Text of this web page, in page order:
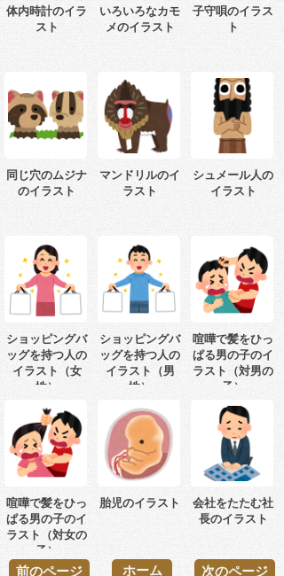
体内時計のイラ
スト
いろいろなカモ
メのイラスト
子守唄のイラス
ト
同じ穴のムジナ
のイラスト
マンドリルのイ
ラスト
シュメール人の
イラスト
ショッピングバ
ッグを持つ人の
イラスト（女
性）
ショッピングバ
ッグを持つ人の
イラスト（男
性）
喧嘩で髪をひっ
ぱる男の子のイ
ラスト（対男の
子）
喧嘩で髪をひっ
ぱる男の子のイ
ラスト（対女の
子）
胎児のイラスト
会社をたたむ社
長のイラスト
前のページ 次のページ
ホーム